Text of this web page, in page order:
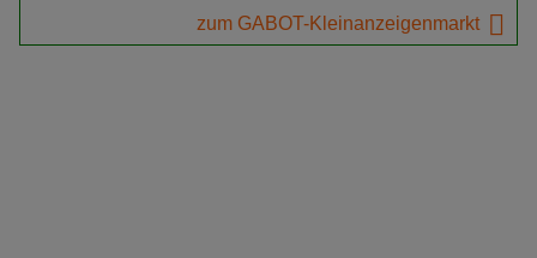
zum GABOT-Kleinanzeigenmarkt